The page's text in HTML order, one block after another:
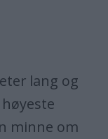
lang og
minne om